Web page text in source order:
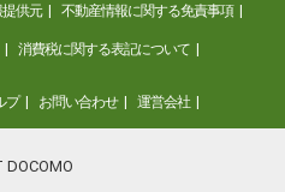
供元 不動産情報に関する免責事項
消費税に関する表記について
プ お問い合わせ 運営会社